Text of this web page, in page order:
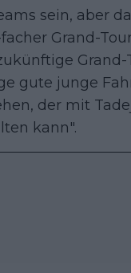
sein, aber
Grand-
gute junge
der mit
kann".